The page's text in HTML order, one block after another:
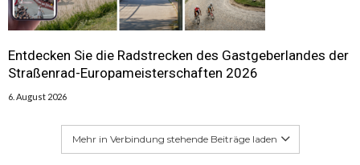
Entdecken Sie die Radstrecken des Gastgeberlandes der
Straßenrad-Europameisterschaften 2026
6. August 2026
Mehr in Verbindung stehende Beiträge laden